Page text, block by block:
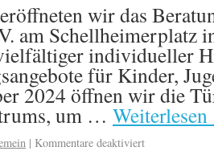
wir das
am Schellheimerplatz
individueller
für Kinder,
2024 öffnen wir die
um … Weiterlesen
| Kommentare deaktiviert